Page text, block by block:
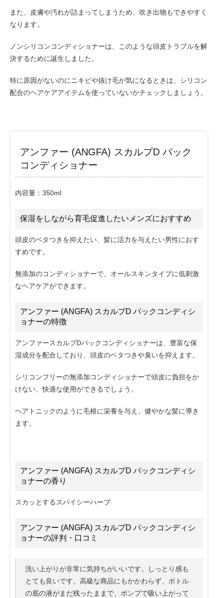
また、皮膚や汚れが詰まってしまうため、吹き出物もできやすく
なります。
ノンシリコンコンディショナーは、このような頭皮トラブルを解
決するために誕生しました。
特に原因がないのにニキビや抜け毛が気になるときは、シリコン
配合のヘアケアアイテムを使っていないかチェックしましょう。
アンファー (ANGFA) スカルプD パック
コンディショナー
内容量：350ml
保湿をしながら育毛促進したいメンズにおすすめ
頭皮のベタつきを抑えたい、髪に活力を与えたい男性におす
すめです。
無添加のコンディショナーで、オールスキンタイプに低刺激
なヘアケアができます。
アンファー (ANGFA) スカルプD パックコンディシ
ョナーの特徴
アンファースカルプDパックコンディショナーは、豊富な保
湿成分を配合しており、頭皮のベタつきや臭いを抑えます。
シリコンフリーの無添加コンディショナーで頭皮に負担をか
けない、快適な使用ができるでしょう。
ヘアトニックのように毛根に栄養を与え、健やかな髪に導き
ます。
アンファー (ANGFA) スカルプD パックコンディシ
ョナーの香り
スカッとするスパイシーハーブ
アンファー (ANGFA) スカルプD パックコンディシ
ョナーの評判・口コミ
洗い上がりが非常に気持ちがいいです。しっとり感も
とても良いです。高級な商品にもかかわらず、ボトル
の底の液がまだ残ったままで、ポンプで吸い上がって